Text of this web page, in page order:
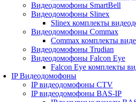
Видеодомофоны SmartBell
Видеодомофоны Slinex
Slinex комплекты
Видеодомофоны Commax
Commax комплекты
Видеодомофоны Trudian
Видеодомофоны Falcon Eye
Falcon Eye комплекты
IP Видеодомофоны
IP видеодомофоны CTV
IP видеодомофоны BAS-IP